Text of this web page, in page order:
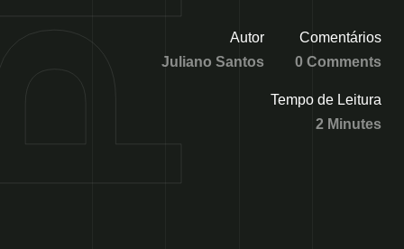
Autor
Juliano Santos
Comentários
0 Comments
Tempo de Leitura
2 Minutes